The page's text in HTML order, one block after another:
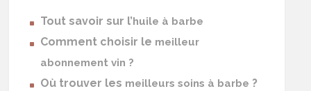
Tout savoir sur l’huile à barbe
Comment choisir le meilleur
abonnement vin ?
Où trouver les meilleurs soins à barbe ?